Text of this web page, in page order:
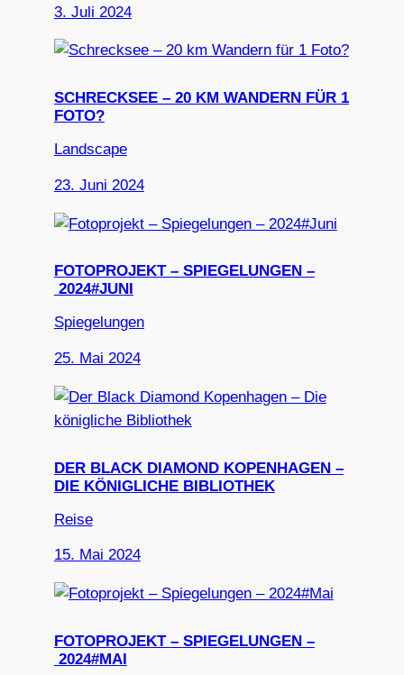
3. Juli 2024
SCHRECKSEE – 20 KM WANDERN FÜR 1
FOTO?
Landscape
23. Juni 2024
FOTOPROJEKT – SPIEGELUNGEN –
2024#JUNI
Spiegelungen
25. Mai 2024
DER BLACK DIAMOND KOPENHAGEN –
DIE KÖNIGLICHE BIBLIOTHEK
Reise
15. Mai 2024
FOTOPROJEKT – SPIEGELUNGEN –
2024#MAI